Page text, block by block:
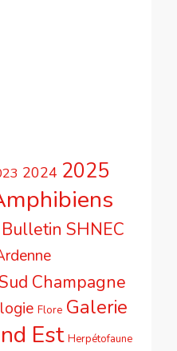
2024 2025
Bulletin SHNEC
Champagne
Flore Galerie
Est Herpétofaune